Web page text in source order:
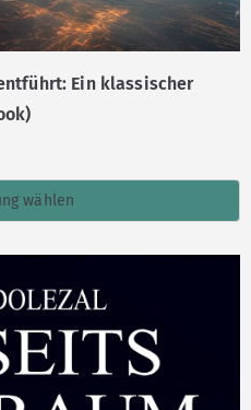
Ein klassischer
wählen